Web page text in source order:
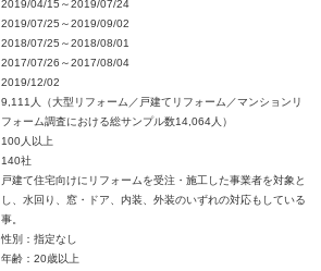
2019/04/15～2019/07/24
2019/07/25～2019/09/02
2018/07/25～2018/08/01
2017/07/26～2017/08/04
2019/12/02
9,111人（大型リフォーム／戸建てリフォーム／マンションリ
フォーム調査における総サンプル数14,064人）
100人以上
140社
戸建て住宅向けにリフォームを受注・施工した事業者を対象と
し、水回り、窓・ドア、内装、外装のいずれの対応もしている
事。
性別：指定なし
年齢：20歳以上